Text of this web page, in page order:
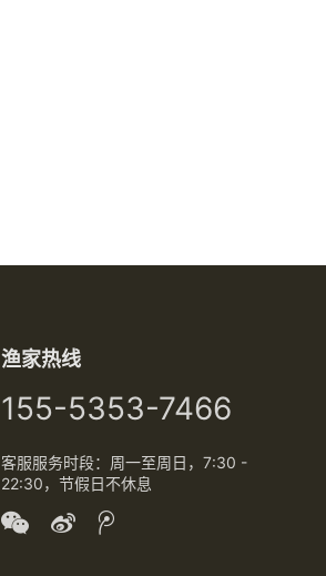
渔家热线
155-5353-7466
客服服务时段：周一至周日，7:30 -
22:30，节假日不休息